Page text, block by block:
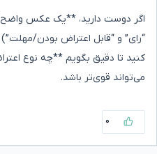
اگر دوست دارید، **یک عکس
“رای” و “قابل اعتراض بودن/
کنید تا دقیق بگویم **چه نوع
می‌تواند قوی‌تر باشد.
۰